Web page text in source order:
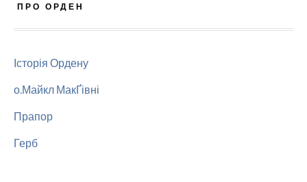
ПРО ОРДЕН
Історія Ордену
о.Майкл МакҐівні
Прапор
Герб